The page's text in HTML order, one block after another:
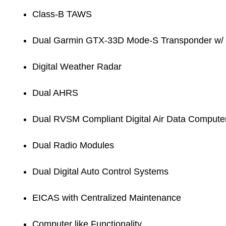
Class-B TAWS
Dual Garmin GTX-33D Mode-S Transponder
Digital Weather Radar
Dual AHRS
Dual RVSM Compliant Digital Air Data
Dual Radio Modules
Dual Digital Auto Control Systems
EICAS with Centralized Maintenance
Computer like Functionality